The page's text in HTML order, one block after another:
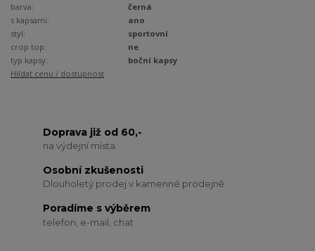
barva:
černá
s kapsami:
ano
styl:
sportovní
crop top:
ne
typ kapsy:
boční kapsy
Hlídat cenu / dostupnost
Doprava již od 60,-
na výdejní místa
Osobní zkušenosti
Dlouholetý prodej v kamenné prodejně
Poradíme s výběrem
telefon, e-mail, chat